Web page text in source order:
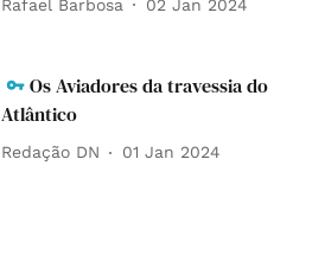
Rafael Barbosa 02 Jan 2024
Os Aviadores da travessia do
Atlântico
Redação DN 01 Jan 2024